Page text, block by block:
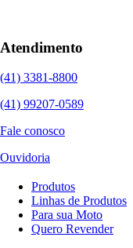
Atendimento
(41) 3381-8800
(41) 99207-0589
Fale conosco
Ouvidoria
Produtos
Linhas de Produtos
Para sua Moto
Quero Revender